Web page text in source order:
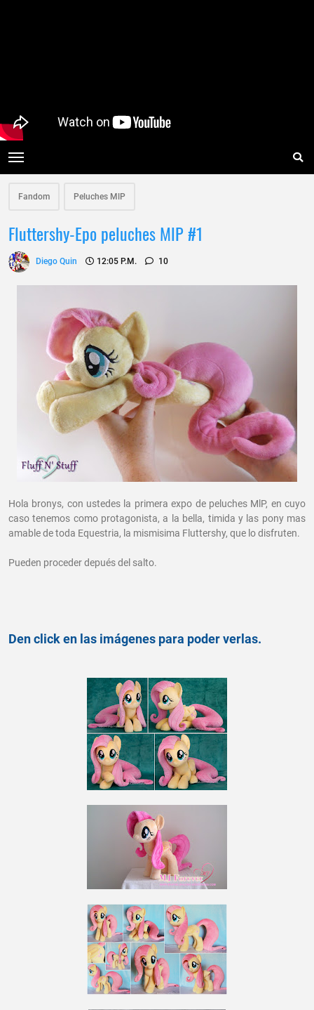
Fandom Peluches MlP
Fluttershy-Epo peluches MlP #1
Diego Quin 12:05 P.m. 10
Hola bronys, con ustedes la primera expo de peluches MlP, en cuyo
caso tenemos como protagonista, a la bella, timida y las pony mas
amable de toda Equestria, la mismisima Fluttershy, que lo disfruten.
Pueden proceder depués del salto.
Den click en las imágenes para poder verlas.